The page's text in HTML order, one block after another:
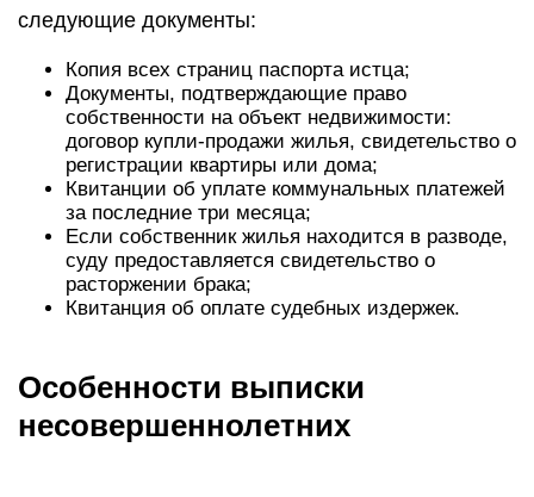
следующие документы:
Копия всех страниц паспорта истца;
Документы, подтверждающие право
собственности на объект недвижимости:
договор купли-продажи жилья, свидетельство о
регистрации квартиры или дома;
Квитанции об уплате коммунальных платежей
за последние три месяца;
Если собственник жилья находится в разводе,
суду предоставляется свидетельство о
расторжении брака;
Квитанция об оплате судебных издержек.
Особенности выписки
несовершеннолетних